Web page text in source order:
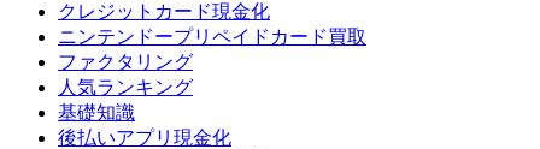
クレジットカード現金化
ニンテンドープリペイドカード買取
ファクタリング
人気ランキング
基礎知識
後払いアプリ現金化